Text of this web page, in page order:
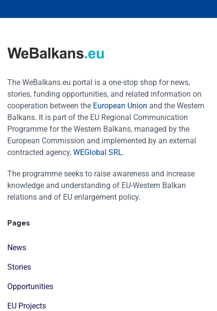
The WeBalkans.eu portal is a one-stop shop for news,
stories, funding opportunities, and related information on
cooperation between the European Union and the Western
Balkans. It is part of the EU Regional Communication
Programme for the Western Balkans, managed by the
European Commission and implemented by an external
contracted agency, WEGlobal SRL.
The programme seeks to raise awareness and increase
knowledge and understanding of EU-Western Balkan
relations and of EU enlargement policy.
Pages
News
Stories
Opportunities
EU Projects